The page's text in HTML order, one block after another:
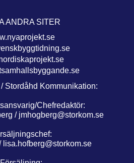
ANDRA SITER
Stordåhd Kommunikation:
Chefredaktör:
/ jmhogberg@storkom.se
lisa.hofberg@storkom.se